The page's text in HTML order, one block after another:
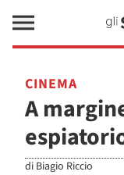
CINEMA
A
di Biagio Riccio